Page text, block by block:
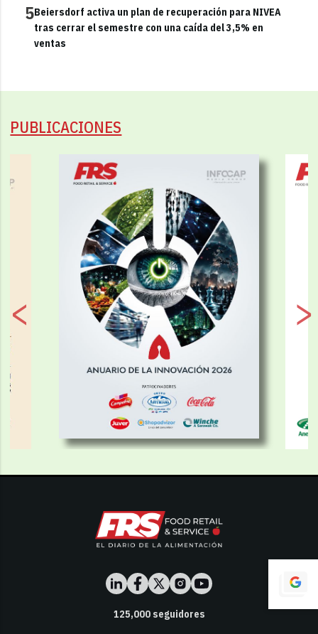
5Beiersdorf activa un plan de recuperación para NIVEA
tras cerrar el semestre con una caída del 3,5% en
ventas
PUBLICACIONES
125,000seguidores